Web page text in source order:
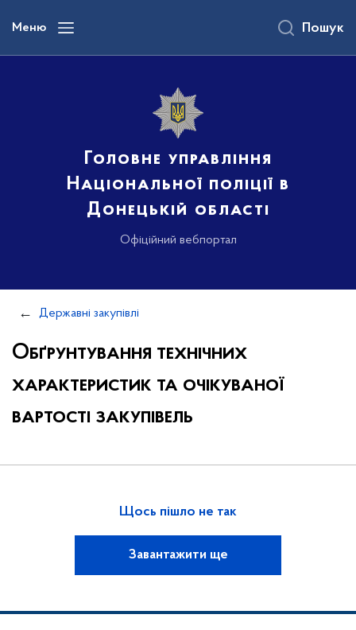
вмісту
Меню
Головне управління
Національної поліції в
Донецькій області
Офіційний вебпортал
Пошук
Державні закупівлі
Обґрунтування технічних
характеристик та очікуваної
вартості закупівель
Щось пішло не так
Завантажити ще